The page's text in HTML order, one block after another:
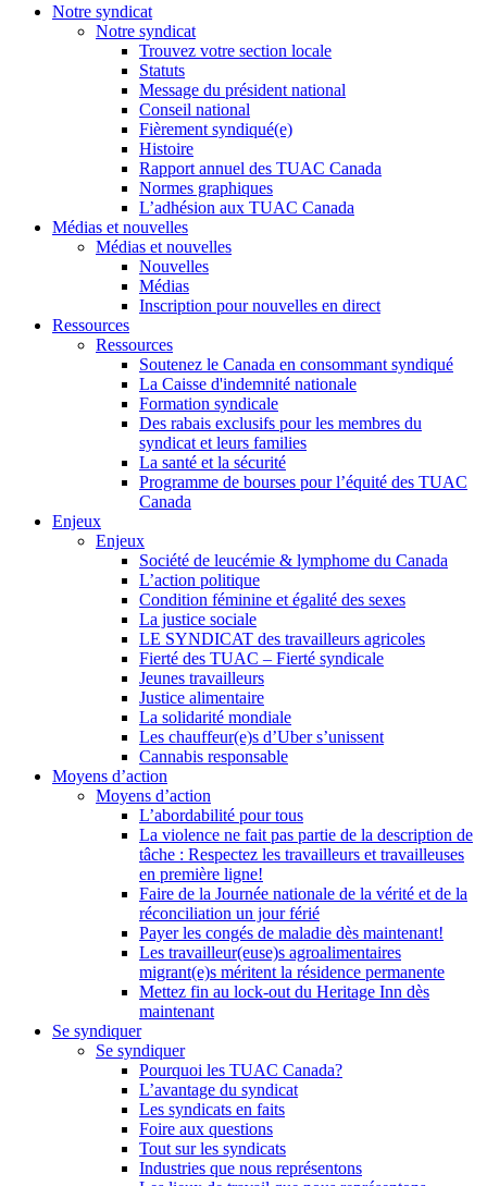
Notre syndicat
Notre syndicat
Trouvez votre section locale
Statuts
Message du président national
Conseil national
Fièrement syndiqué(e)
Histoire
Rapport annuel des TUAC Canada
Normes graphiques
L’adhésion aux TUAC Canada
Médias et nouvelles
Médias et nouvelles
Nouvelles
Médias
Inscription pour nouvelles en direct
Ressources
Ressources
Soutenez le Canada en consommant syndiqué
La Caisse d'indemnité nationale
Formation syndicale
Des rabais exclusifs pour les membres du
syndicat et leurs families
La santé et la sécurité
Programme de bourses pour l’équité des TUAC
Canada
Enjeux
Enjeux
Société de leucémie & lymphome du Canada
L’action politique
Condition féminine et égalité des sexes
La justice sociale
LE SYNDICAT des travailleurs agricoles
Fierté des TUAC – Fierté syndicale
Jeunes travailleurs
Justice alimentaire
La solidarité mondiale
Les chauffeur(e)s d’Uber s’unissent
Cannabis responsable
Moyens d’action
Moyens d’action
L’abordabilité pour tous
La violence ne fait pas partie de la description de
tâche : Respectez les travailleurs et travailleuses
en première ligne!
Faire de la Journée nationale de la vérité et de la
réconciliation un jour férié
Payer les congés de maladie dès maintenant!
Les travailleur(euse)s agroalimentaires
migrant(e)s méritent la résidence permanente
Mettez fin au lock-out du Heritage Inn dès
maintenant
Se syndiquer
Se syndiquer
Pourquoi les TUAC Canada?
L’avantage du syndicat
Les syndicats en faits
Foire aux questions
Tout sur les syndicats
Industries que nous représentons